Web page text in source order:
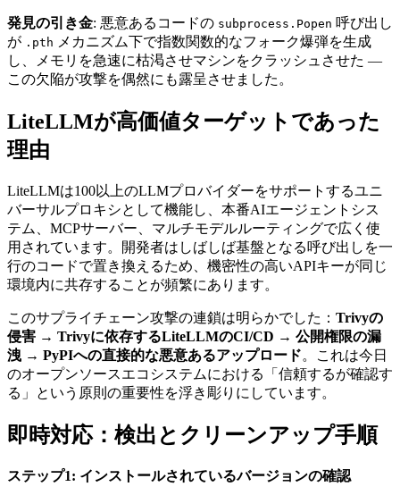
発見の引き金: 悪意あるコードの subprocess.Popen 呼び出し
が .pth メカニズム下で指数関数的なフォーク爆弾を生成
し、メモリを急速に枯渇させマシンをクラッシュさせた —
この欠陥が攻撃を偶然にも露呈させました。
LiteLLMが高価値ターゲットであった
理由
LiteLLMは100以上のLLMプロバイダーをサポートするユニ
バーサルプロキシとして機能し、本番AIエージェントシス
テム、MCPサーバー、マルチモデルルーティングで広く使
用されています。開発者はしばしば基盤となる呼び出しを一
行のコードで置き換えるため、機密性の高いAPIキーが同じ
環境内に共存することが頻繁にあります。
このサプライチェーン攻撃の連鎖は明らかでした： Trivyの
侵害 → Trivyに依存するLiteLLMのCI/CD → 公開権限の漏
洩 → PyPIへの直接的な悪意あるアップロード。これは今日
のオープンソースエコシステムにおける「信頼するが確認す
る」という原則の重要性を浮き彫りにしています。
即時対応：検出とクリーンアップ手順
ステップ1: インストールされているバージョンの確認